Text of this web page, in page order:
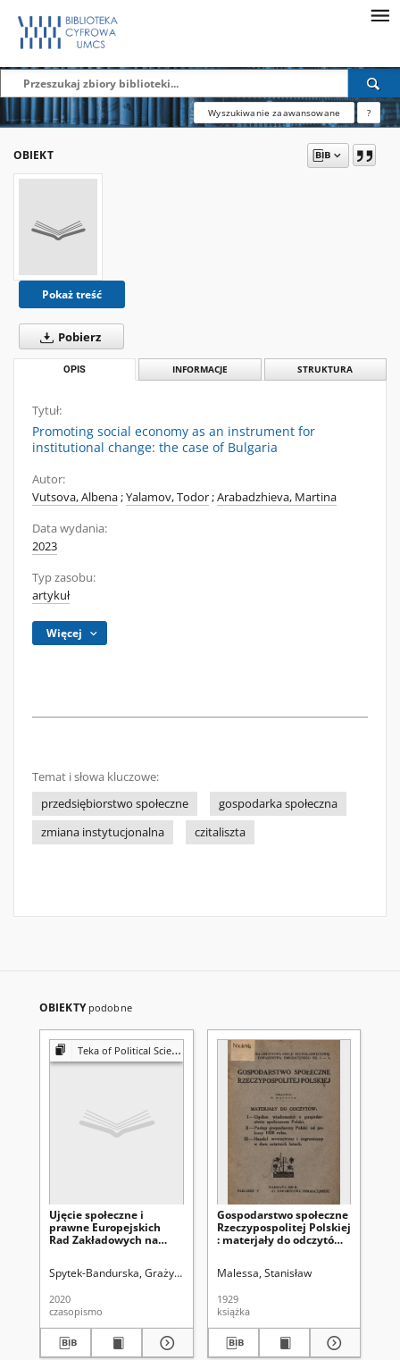
Wyszukiwanie zaawansowane ?
OBIEKT
Pokaż treść
Pobierz
OPIS INFORMACJE STRUKTURA
Tytuł:
Promoting social economy as an instrument for
institutional change: the case of Bulgaria
Autor:
Vutsova, Albena;Yalamov, Todor;Arabadzhieva, Martina
Data wydania:
2023
Typ zasobu:
artykuł
Więcej
Temat i słowa kluczowe:
przedsiębiorstwo społeczne
gospodarka społeczna
zmiana instytucjonalna
czitaliszta
OBIEKTY podobne
Teka of Political Science and International Relations
Ujęcie społeczne i
prawne Europejskich
Rad Zakładowych na
Część I
Spytek-Bandurska, Grażyna Uniwersytet Marii Curie-Skłodowskiej
2020
czasopismo
Gospodarstwo społeczne
Rzeczypospolitej Polskiej
: materjały do odczytów.
społecznem. 2, Postęp
połowy 1926 roku. 3,
Handel wewnętrzny i
zagraniczny w dwu
ostatnich latach
Malessa, Stanisław
1929
książka